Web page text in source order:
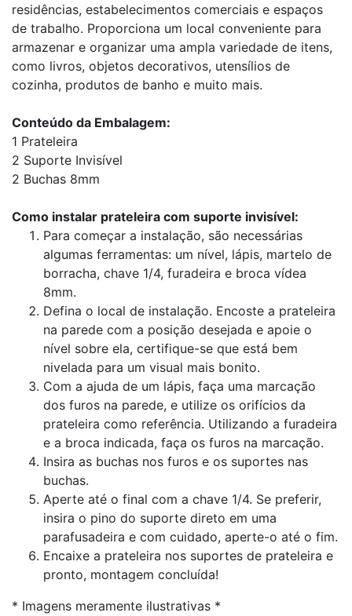
residências, estabelecimentos comerciais e espaços
de trabalho. Proporciona um local conveniente para
armazenar e organizar uma ampla variedade de itens,
como livros, objetos decorativos, utensílios de
cozinha, produtos de banho e muito mais.
Conteúdo da Embalagem:
1 Prateleira
2 Suporte Invisível
2 Buchas 8mm
Como instalar prateleira com suporte invisível:
Para começar a instalação, são necessárias
algumas ferramentas: um nível, lápis, martelo de
borracha, chave 1/4, furadeira e broca vídea
8mm.
Defina o local de instalação. Encoste a prateleira
na parede com a posição desejada e apoie o
nível sobre ela, certifique-se que está bem
nivelada para um visual mais bonito.
Com a ajuda de um lápis, faça uma marcação
dos furos na parede, e utilize os orifícios da
prateleira como referência. Utilizando a furadeira
e a broca indicada, faça os furos na marcação.
Insira as buchas nos furos e os suportes nas
buchas.
Aperte até o final com a chave 1/4. Se preferir,
insira o pino do suporte direto em uma
parafusadeira e com cuidado, aperte-o até o fim.
Encaixe a prateleira nos suportes de prateleira e
pronto, montagem concluída!
* Imagens meramente ilustrativas *